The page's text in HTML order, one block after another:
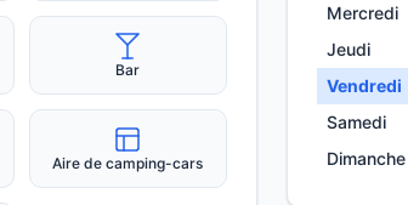
Bar
Aire de camping-cars
Mercredi
Jeudi
Vendredi
Samedi
Dimanche